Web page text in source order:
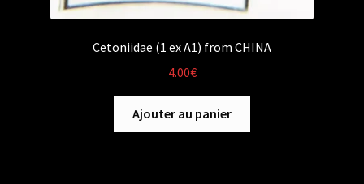
Cetoniidae (1 ex A1) from CHINA
4.00€
Ajouter au panier